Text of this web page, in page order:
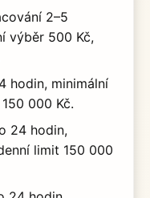
2–5
výběr 500 Kč,
minimální
000 Kč.
24 hodin,
limit 150 000